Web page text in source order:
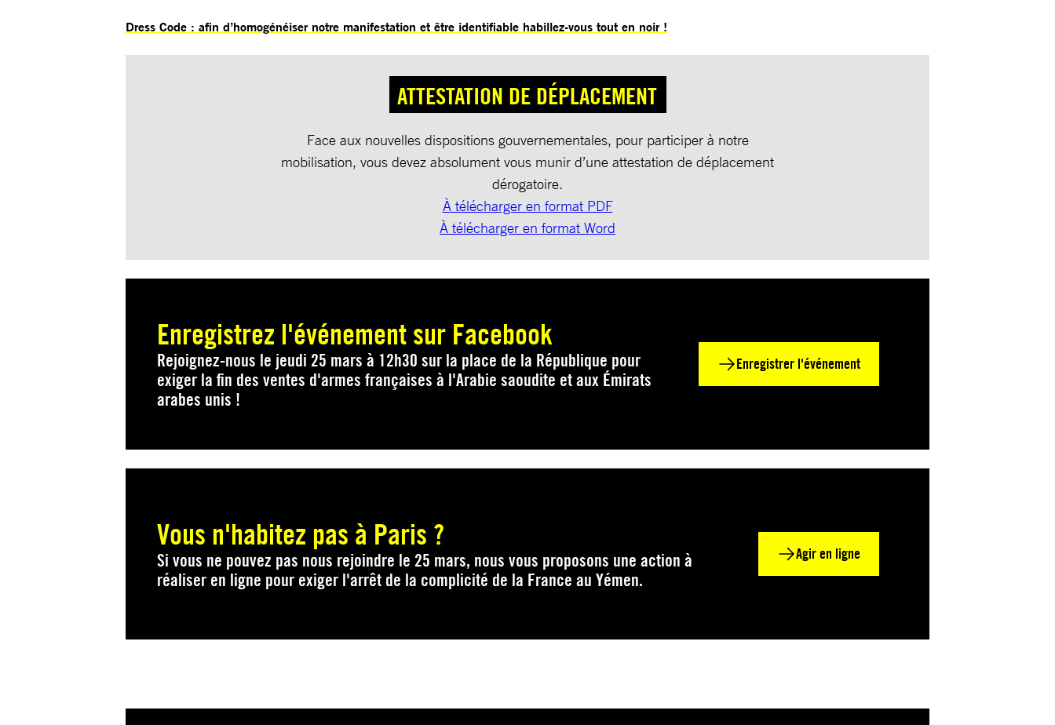
Dress Code : afin d’homogénéiser notre manifestation et être identifiable habillez-vous tout en noir !
ATTESTATION DE DÉPLACEMENT
Face aux nouvelles dispositions gouvernementales, pour participer à notre
mobilisation, vous devez absolument vous munir d’une attestation de déplacement
dérogatoire.
À télécharger en format PDF
À télécharger en format Word
Enregistrez l'événement sur Facebook
Rejoignez-nous le jeudi 25 mars à 12h30 sur la place de la République pour
exiger la fin des ventes d'armes françaises à l'Arabie saoudite et aux Émirats
arabes unis !
Enregistrer l'événement
Vous n'habitez pas à Paris ?
Si vous ne pouvez pas nous rejoindre le 25 mars, nous vous proposons une action à
réaliser en ligne pour exiger l'arrêt de la complicité de la France au Yémen.
Agir en ligne